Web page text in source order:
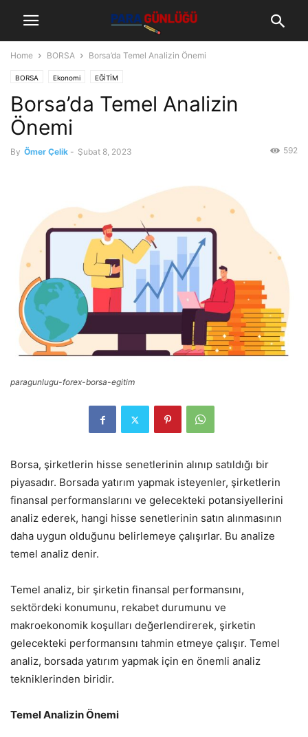
Home BORSA Borsa’da Temel Analizin Önemi
BORSA Ekonomi EĞİTİM
Borsa’da Temel Analizin
Önemi
By Ömer Çelik - Şubat 8, 2023 592
paragunlugu-forex-borsa-egitim
Borsa, şirketlerin hisse senetlerinin alınıp satıldığı bir
piyasadır. Borsada yatırım yapmak isteyenler, şirketlerin
finansal performanslarını ve gelecekteki potansiyellerini
analiz ederek, hangi hisse senetlerinin satın alınmasının
daha uygun olduğunu belirlemeye çalışırlar. Bu analize
temel analiz denir.
Temel analiz, bir şirketin finansal performansını,
sektördeki konumunu, rekabet durumunu ve
makroekonomik koşulları değerlendirerek, şirketin
gelecekteki performansını tahmin etmeye çalışır. Temel
analiz, borsada yatırım yapmak için en önemli analiz
tekniklerinden biridir.
Temel Analizin Önemi